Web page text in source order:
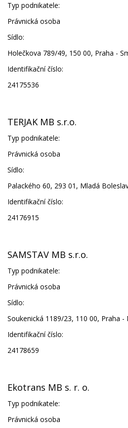
Typ podnikatele:
Právnická osoba
Sídlo:
Holečkova 789/49, 150 00, Praha -
Identifikační číslo:
24175536
TERJAK MB s.r.o.
Typ podnikatele:
Právnická osoba
Sídlo:
Palackého 60, 293 01, Mladá
Identifikační číslo:
24176915
SAMSTAV MB s.r.o.
Typ podnikatele:
Právnická osoba
Sídlo:
Soukenická 1189/23, 110 00, Praha
Identifikační číslo:
24178659
Ekotrans MB s. r. o.
Typ podnikatele:
Právnická osoba